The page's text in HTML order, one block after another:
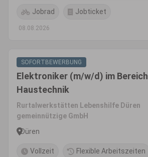
Jobrad Jobticket
08.08.2026
SOFORTBEWERBUNG
Elektroniker (m/w/d) im Bereich
Haustechnik
Rurtalwerkstätten Lebenshilfe Düren
gemeinnützige GmbH
Düren
Vollzeit Flexible Arbeitszeiten